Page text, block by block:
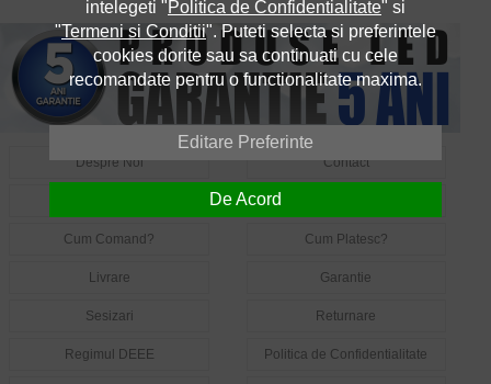
Despre Noi Contact
Intrebari Frecvente LED
Cum Comand? Cum Platesc?
Livrare Garantie
Sesizari Returnare
Regimul DEEE Politica de Confidentialitate
intelegeti "Politica de Confidentialitate" si
"Termeni si Conditii". Puteti selecta si preferintele
cookies dorite sau sa continuati cu cele
recomandate pentru o functionalitate maxima.
Editare Preferinte
De Acord